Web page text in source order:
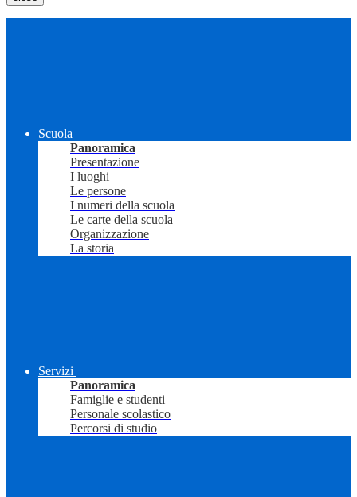
Scuola
Panoramica
Presentazione
I luoghi
Le persone
I numeri della scuola
Le carte della scuola
Organizzazione
La storia
Servizi
Panoramica
Famiglie e studenti
Personale scolastico
Percorsi di studio